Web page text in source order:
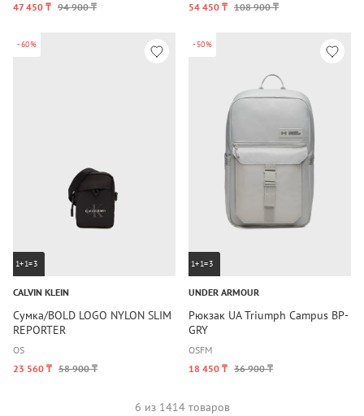
47 450 ₸ 94 900 ₸
54 450 ₸ 108 900 ₸
-60%
1+1=3
CALVIN KLEIN
Сумка/BOLD LOGO NYLON SLIM
REPORTER
OS
23 560 ₸ 58 900 ₸
-50%
1+1=3
UNDER ARMOUR
Рюкзак UA Triumph Campus BP-
GRY
OSFM
18 450 ₸ 36 900 ₸
6 из 1414 товаров